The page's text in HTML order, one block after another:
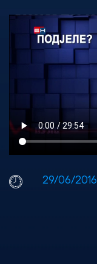
29/06/2016